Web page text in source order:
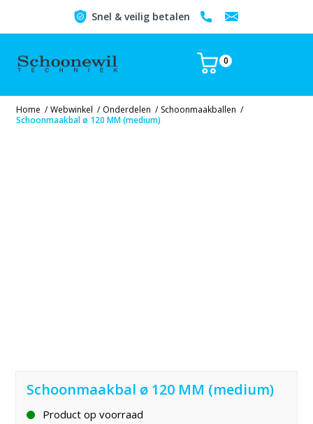
Snel & veilig betalen
0
Home / Webwinkel / Onderdelen / Schoonmaakballen /
Schoonmaakbal ø 120 MM (medium)
Schoonmaakbal ø 120 MM (medium)
Product op voorraad